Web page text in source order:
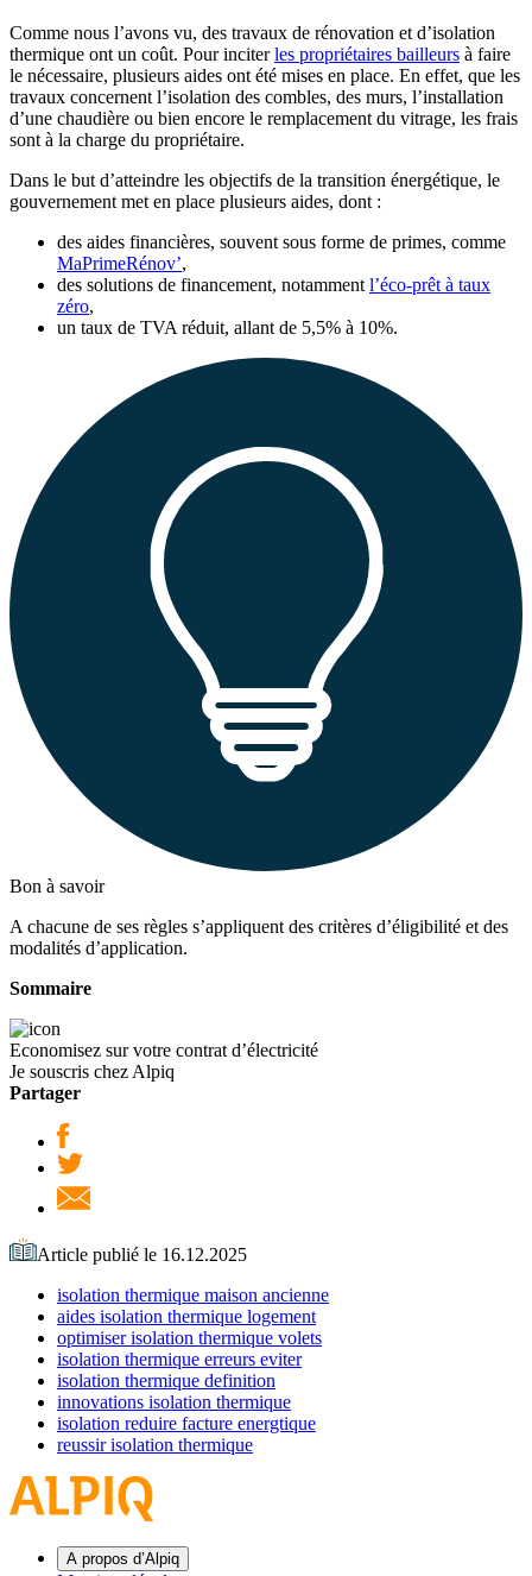
Comme nous l’avons vu, des travaux de rénovation et d’isolation
thermique ont un coût. Pour inciterles propriétaires bailleurs à faire
le nécessaire, plusieurs aides ont été mises en place. En effet, que les
travaux concernent l’isolation des combles, des murs, l’installation
d’une chaudière ou bien encore le remplacement du vitrage, les frais
sont à la charge du propriétaire.
Dans le but d’atteindre les objectifs de la transition énergétique, le
gouvernement met en place plusieurs aides, dont :
des aides financières, souvent sous forme de primes, comme
MaPrimeRénov’,
des solutions de financement, notamment l’éco-prêt à taux
zéro,
un taux de TVA réduit, allant de 5,5% à 10%.
Bon à savoir
A chacune de ses règles s’appliquent des critères d’éligibilité et des
modalités d’application.
Sommaire
Economisez sur votre contrat d’électricité
Je souscris chez Alpiq
Partager
Article publié le 16.12.2025
isolation thermique maison ancienne
aides isolation thermique logement
optimiser isolation thermique volets
isolation thermique erreurs eviter
isolation thermique definition
innovations isolation thermique
isolation reduire facture energtique
reussir isolation thermique
A propos d’Alpiq